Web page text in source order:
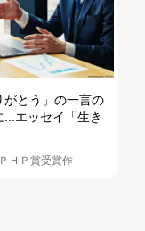
がとう」の一言の
...エッセイ「生き
ＨＰ賞受賞作